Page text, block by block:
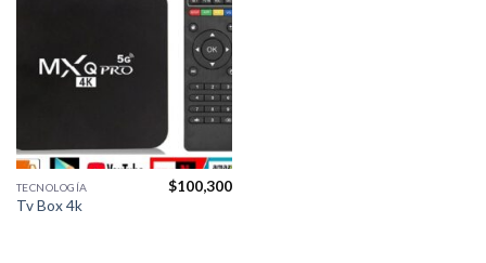
TECNOLOGÍA
Tv Box 4k
$100,300